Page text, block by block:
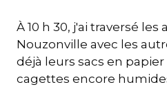
À 10 h 30, j'ai traversé
Nouzonville avec les
déjà leurs sacs en papier
cagettes encore